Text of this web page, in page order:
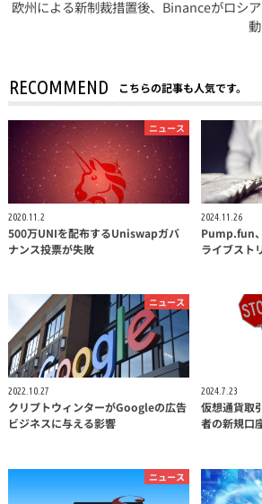
欧州による新制裁措置後、Binanceがロシ
RECOMMEND こちらの記事も人気です。
ニュース
2020.11.2
500万UNIを配布するUniswapガバ
ナンス投票が失敗
2024.11.26
Pump.fun
ライブスト
ニュース
2022.10.27
クリプトウィンターがGoogleの広告
ビジネスに与える影響
2024.7.23
仮想通貨取
者の新規口
ニュース